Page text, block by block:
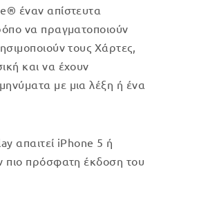
έναν απίστευτα
να πραγματοποιούν
τους Χάρτες,
και να έχουν
με μια λέξη ή ένα
απαιτεί iPhone 5 ή
πιο πρόσφατη έκδοση του